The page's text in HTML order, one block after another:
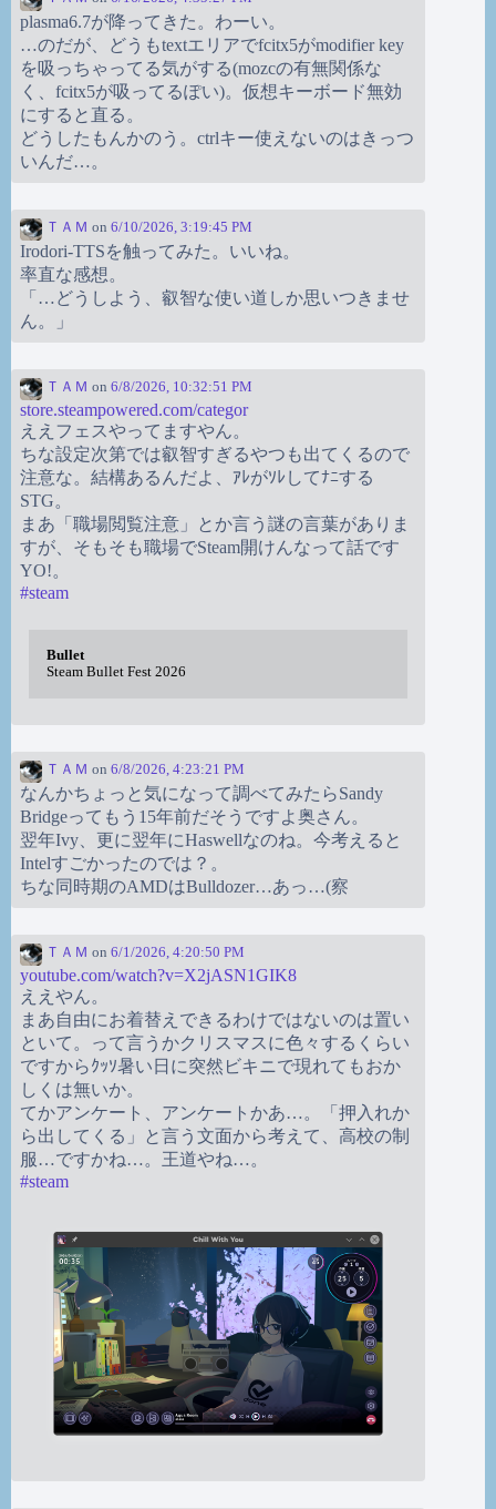
plasma6.7が降ってきた。わーい。
…のだが、どうもtextエリアでfcitx5がmodifier key
を吸っちゃってる気がする(mozcの有無関係な
く、fcitx5が吸ってるぽい)。仮想キーボード無効
にすると直る。
どうしたもんかのう。ctrlキー使えないのはきっつ
いんだ…。
ＴＡＭ on 6/10/2026, 3:19:45 PM
Irodori-TTSを触ってみた。いいね。
率直な感想。
「…どうしよう、叡智な使い道しか思いつきませ
ん。」
ＴＡＭ on 6/8/2026, 10:32:51 PM
store.steampowered.com/categor
ええフェスやってますやん。
ちな設定次第では叡智すぎるやつも出てくるので
注意な。結構あるんだよ、ｱﾚがｿﾚしてﾅﾆする
STG。
まあ「職場閲覧注意」とか言う謎の言葉がありま
すが、そもそも職場でSteam開けんなって話です
YO!。
#steam
Bullet
Steam Bullet Fest 2026
ＴＡＭ on 6/8/2026, 4:23:21 PM
なんかちょっと気になって調べてみたらSandy
Bridgeってもう15年前だそうですよ奥さん。
翌年Ivy、更に翌年にHaswellなのね。今考えると
Intelすごかったのでは？。
ちな同時期のAMDはBulldozer…あっ…(察
ＴＡＭ on 6/1/2026, 4:20:50 PM
youtube.com/watch?v=X2jASN1GIK8
ええやん。
まあ自由にお着替えできるわけではないのは置い
といて。って言うかクリスマスに色々するくらい
ですからｸｯｿ暑い日に突然ビキニで現れてもおか
しくは無いか。
てかアンケート、アンケートかあ…。「押入れか
ら出してくる」と言う文面から考えて、高校の制
服…ですかね…。王道やね…。
#steam